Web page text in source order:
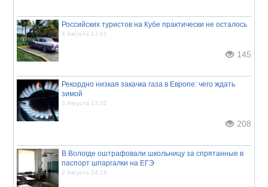
Российских туристов на Кубе практически не осталось
4 Августа 17:41
145
Рекордно низкая закачка газа в Европе: чего ждать
зимой
3 Августа 13:32
208
В Вологде оштрафовали школьницу за спрятанные в
паспорт шпаргалки на ЕГЭ
2 Августа 14:19